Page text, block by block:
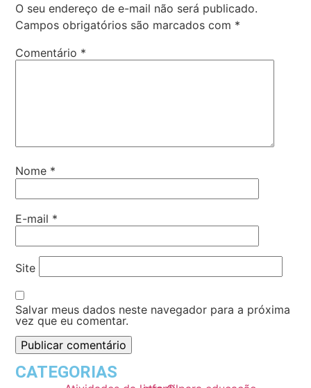
O seu endereço de e-mail não será publicado.
Campos obrigatórios são marcados com *
Comentário *
Nome *
E-mail *
Site
Salvar meus dados neste navegador para a próxima
vez que eu comentar.
CATEGORIAS